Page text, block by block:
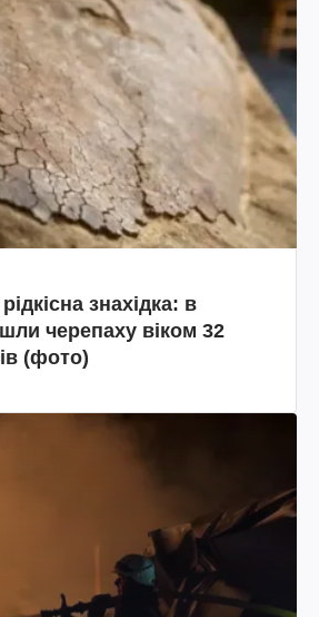
знахідка: в
черепаху віком 32
(фото)